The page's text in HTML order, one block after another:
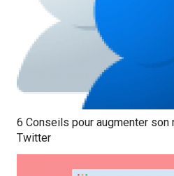
6 Conseils pour augmenter son
Twitter